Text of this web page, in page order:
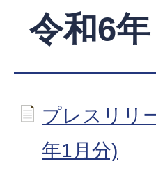
令和6年
プレスリリ
年1月分)